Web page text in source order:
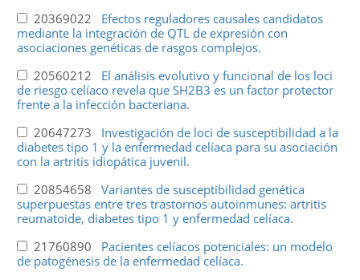
20369022 Efectos reguladores causales candidatos
mediante la integración de QTL de expresión con
asociaciones genéticas de rasgos complejos.
20560212 El análisis evolutivo y funcional de los loci
de riesgo celíaco revela que SH2B3 es un factor protector
frente a la infección bacteriana.
20647273 Investigación de loci de susceptibilidad a la
diabetes tipo 1 y la enfermedad celíaca para su asociación
con la artritis idiopática juvenil.
20854658 Variantes de susceptibilidad genética
superpuestas entre tres trastornos autoinmunes: artritis
reumatoide, diabetes tipo 1 y enfermedad celíaca.
21760890 Pacientes celíacos potenciales: un modelo
de patogénesis de la enfermedad celíaca.